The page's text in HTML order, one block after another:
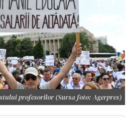
profesorilor (Sursa foto: Agerpres)